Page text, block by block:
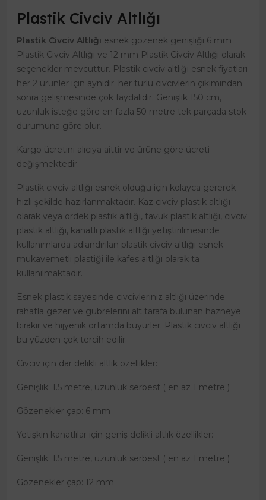
Plastik Civciv Altlığı
Plastik Civciv Altlığı esnek gözenek genişliği 6 mm
Plastik Civciv Altlığı ve 12 mm Plastik Civciv Altlığı olarak
seçenekler mevcuttur. Plastik civciv altlığı esnek fiyatları
her 2 ürünler için aynıdır. her türlü civcivlerin çıkımından
sonra gelişmesinde çok faydalıdır. Genişlik 150 cm,
uzunluk isteğe göre en fazla 50 metre tek parçada stok
durumuna göre olur.
Kargo ücretini alıcıya aittir ve ürüne göre ücreti
değişmektedir.
Plastik civciv altlığı esnek olduğu için kolayca gererek
hızlı şekilde hazırlanmaktadır. Kaz civciv plastik altlığı
olarak veya ördek plastik altlığı, tavuk plastik altlığı, civciv
plastik altlığı, kanatlı plastik altlığı yetiştirilmesinde
kullanımlarda adlandırılan plastik civciv altlığı esnek
mukavemetli plastiği ile kafes altlığı olarak ta
kullanılmaktadır.
Esnek plastik sayesinde civcivleriniz altlığı üzerinde
rahatla gezer ve gübrelerini alt tarafa bulunan hazneye
bırakır ve hijyenik ortamda büyürler. Plastik civciv altlığı
bu yüzden çok tercih edilir.
Civciv için dar delikli altlık özellikler:
Genişlik: 1.5 metre, uzunluk serbest ( en az 1 metre )
Gözenekler çap: 6 mm
Yetişkin kanatlılar için geniş delikli altlık özellikler:
Genişlik: 1.5 metre, uzunluk serbest ( en az 1 metre )
Gözenekler çap: 12 mm